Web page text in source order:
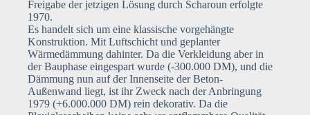
Freigabe der jetzigen Lösung durch Scharoun erfolgte
1970.
Es handelt sich um eine klassische vorgehängte
Konstruktion. Mit Luftschicht und geplanter
Wärmedämmung dahinter. Da die Verkleidung aber in
der Bauphase eingespart wurde (-300.000 DM), und die
Dämmung nun auf der Innenseite der Beton-
Außenwand liegt, ist ihr Zweck nach der Anbringung
1979 (+6.000.000 DM) rein dekorativ. Da die